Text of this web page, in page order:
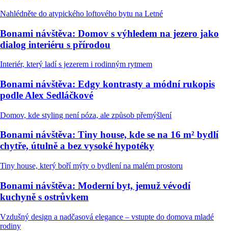
Nahlédněte do atypického loftového bytu na Letné
Bonami návštěva: Domov s výhledem na jezero jako
dialog interiéru s přírodou
Interiér, který ladí s jezerem i rodinným rytmem
Bonami návštěva: Edgy kontrasty a módní rukopis
podle Alex Sedláčkové
Domov, kde styling není póza, ale způsob přemýšlení
Bonami návštěva: Tiny house, kde se na 16 m² bydlí
chytře, útulně a bez vysoké hypotéky
Tiny house, který boří mýty o bydlení na malém prostoru
Bonami návštěva: Moderní byt, jemuž vévodí
kuchyně s ostrůvkem
Vzdušný design a nadčasová elegance – vstupte do domova mladé
rodiny